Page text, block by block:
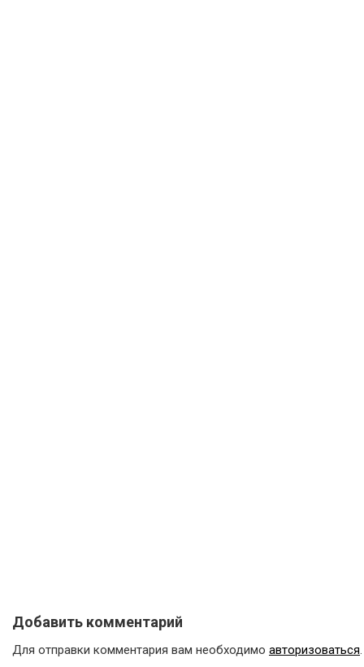
Добавить комментарий
Для отправки комментария вам необходимо авторизоваться.